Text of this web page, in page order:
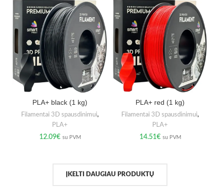
PLA+ black (1 kg)
Filamentai 3D spausdinimui,
PLA+
12.09€ su PVM
PLA+ red (1 kg)
Filamentai 3D spausdinimui,
PLA+
14.51€ su PVM
ĮKELTI DAUGIAU PRODUKTŲ